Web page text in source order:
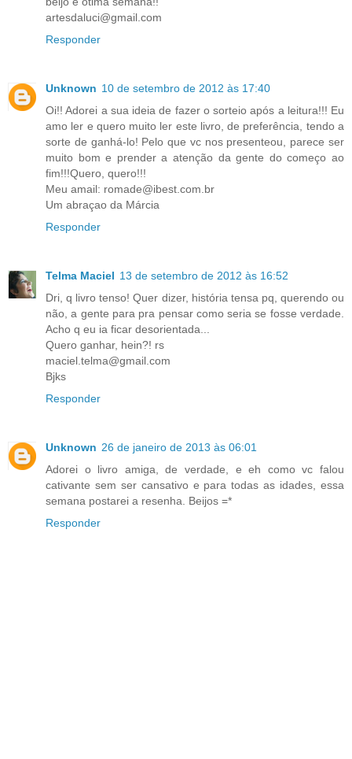
artesdaluci@gmail.com
Responder
Unknown 10 de setembro de 2012 às 17:40
Oi!! Adorei a sua ideia de fazer o sorteio após a leitura!!! Eu
amo ler e quero muito ler este livro, de preferência, tendo a
sorte de ganhá-lo! Pelo que vc nos presenteou, parece ser
muito bom e prender a atenção da gente do começo ao
fim!!!Quero, quero!!!
Meu amail: romade@ibest.com.br
Um abraçao da Márcia
Responder
Telma Maciel 13 de setembro de 2012 às 16:52
Dri, q livro tenso! Quer dizer, história tensa pq, querendo ou
não, a gente para pra pensar como seria se fosse verdade.
Acho q eu ia ficar desorientada...
Quero ganhar, hein?! rs
maciel.telma@gmail.com
Bjks
Responder
Unknown 26 de janeiro de 2013 às 06:01
Adorei o livro amiga, de verdade, e eh como vc falou
cativante sem ser cansativo e para todas as idades, essa
semana postarei a resenha. Beijos =*
Responder